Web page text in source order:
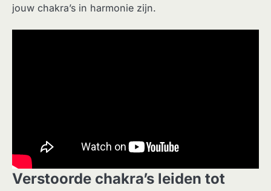
jouw chakra’s in harmonie zijn.
Verstoorde chakra’s leiden tot